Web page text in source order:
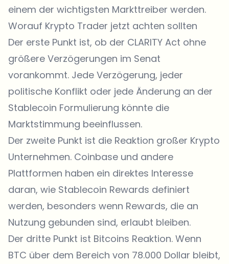
einem der wichtigsten Markttreiber werden.
Worauf Krypto Trader jetzt achten sollten
Der erste Punkt ist, ob der CLARITY Act ohne
größere Verzögerungen im Senat
vorankommt. Jede Verzögerung, jeder
politische Konflikt oder jede Änderung an der
Stablecoin Formulierung könnte die
Marktstimmung beeinflussen.
Der zweite Punkt ist die Reaktion großer Krypto
Unternehmen. Coinbase und andere
Plattformen haben ein direktes Interesse
daran, wie Stablecoin Rewards definiert
werden, besonders wenn Rewards, die an
Nutzung gebunden sind, erlaubt bleiben.
Der dritte Punkt ist Bitcoins Reaktion. Wenn
BTC über dem Bereich von 78.000 Dollar bleibt,